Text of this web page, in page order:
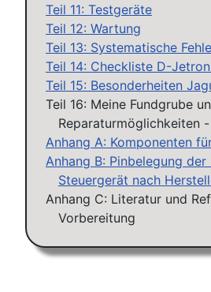
Teil 11: Testgeräte
Teil 12: Wartung
Teil 13: Systematische
Teil 14: Checkliste D-
Teil 15: Besonderheiten
Teil 16: Meine Fundgrube
Reparaturmöglichkeiten
Anhang A: Komponenten
Anhang B: Pinbelegung der
Steuergerät nach
Anhang C: Literatur und
Vorbereitung